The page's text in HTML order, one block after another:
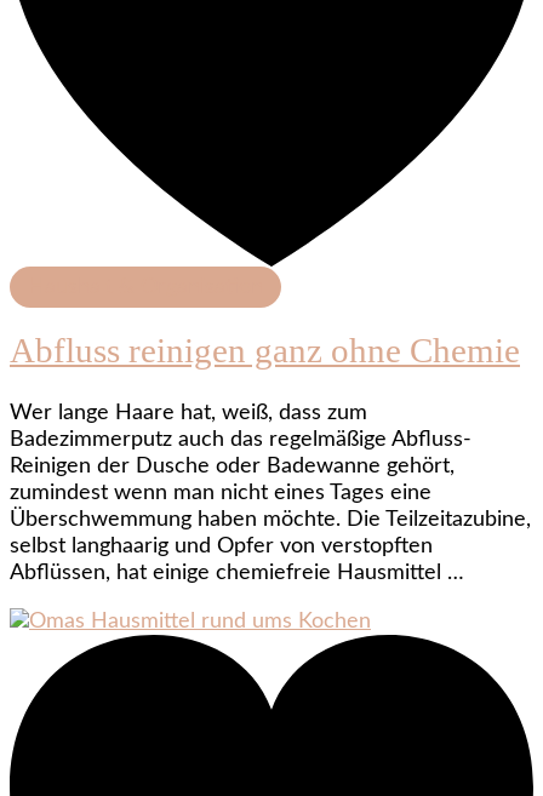
Abfluss reinigen ganz ohne Chemie
Wer lange Haare hat, weiß, dass zum
Badezimmerputz auch das regelmäßige Abfluss-
Reinigen der Dusche oder Badewanne gehört,
zumindest wenn man nicht eines Tages eine
Überschwemmung haben möchte. Die Teilzeitazubine,
selbst langhaarig und Opfer von verstopften
Abflüssen, hat einige chemiefreie Hausmittel …